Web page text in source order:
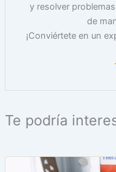
y resolver
de
¡Conviértete en un
Te podría